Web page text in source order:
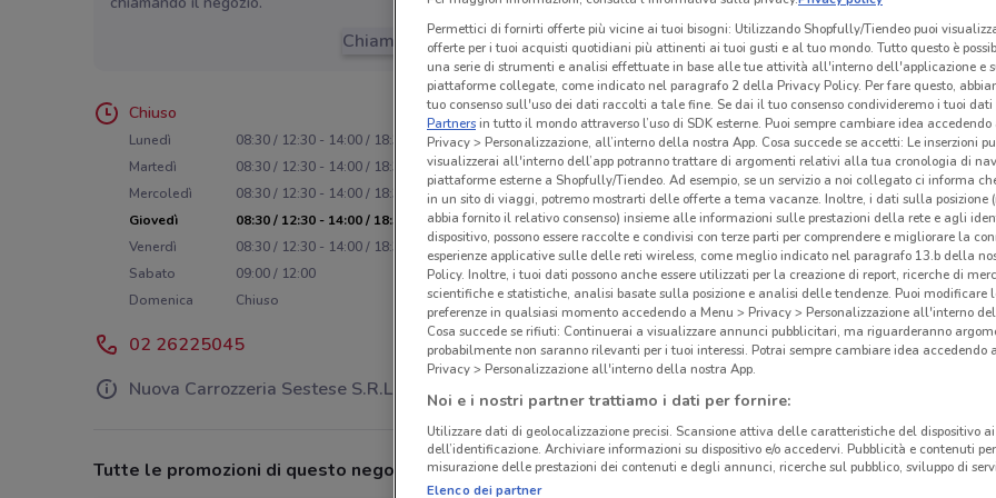
Chiama il negozio
Chiuso
Lunedì
08:30 / 12:30 - 14:00 / 18:30
Martedì
08:30 / 12:30 - 14:00 / 18:30
Mercoledì
08:30 / 12:30 - 14:00 / 18:30
Giovedì
08:30 / 12:30 - 14:00 / 18:30
Venerdì
08:30 / 12:30 - 14:00 / 18:30
Sabato
09:00 / 12:00
Domenica
Chiuso
02 26225045
Nuova Carrozzeria Sestese S.R.L.
Tutte le promozioni di questo negozio
Permettici di fornirti offerte più vicine ai tuoi bisogni: Utilizzando Shopfully/Tiendeo puoi
offerte per i tuoi acquisti quotidiani più attinenti ai tuoi gusti e al tuo mondo. Tutto questo è
una serie di strumenti e analisi effettuate in base alle tue attività all'interno dell'applicazione e
piattaforme collegate, come indicato nel paragrafo 2 della Privacy Policy. Per fare questo,
tuo consenso sull'uso dei dati raccolti a tale fine. Se dai il tuo consenso condivideremo i tuoi dati
Partnersin tutto il mondo attraverso l’uso di SDK esterne. Puoi sempre cambiare idea accedendo
Privacy > Personalizzazione, all’interno della nostra App. Cosa succede se accetti: Le inserzioni
visualizzerai all'interno dell’app potranno trattare di argomenti relativi alla tua cronologia di
piattaforme esterne a Shopfully/Tiendeo. Ad esempio, se un servizio a noi collegato ci informa
in un sito di viaggi, potremo mostrarti delle offerte a tema vacanze. Inoltre, i dati sulla posizione
abbia fornito il relativo consenso) insieme alle informazioni sulle prestazioni della rete e agli
dispositivo, possono essere raccolte e condivisi con terze parti per comprendere e migliorare la
esperienze applicative sulle delle reti wireless, come meglio indicato nel paragrafo 13.b della
Policy. Inoltre, i tuoi dati possono anche essere utilizzati per la creazione di report, ricerche di
scientifiche e statistiche, analisi basate sulla posizione e analisi delle tendenze. Puoi modificare
preferenze in qualsiasi momento accedendo a Menu > Privacy > Personalizzazione all'interno
Cosa succede se rifiuti: Continuerai a visualizzare annunci pubblicitari, ma riguarderanno
probabilmente non saranno rilevanti per i tuoi interessi. Potrai sempre cambiare idea accedendo
Privacy > Personalizzazione all'interno della nostra App.
Noi e i nostri partner trattiamo i dati per fornire:
Utilizzare dati di geolocalizzazione precisi. Scansione attiva delle caratteristiche del dispositivo
dell’identificazione. Archiviare informazioni su dispositivo e/o accedervi. Pubblicità e contenuti
misurazione delle prestazioni dei contenuti e degli annunci, ricerche sul pubblico, sviluppo di
Elenco dei partner